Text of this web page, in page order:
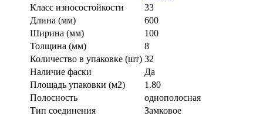
Класс износостойкости
33
Длина (мм)
600
Ширина (мм)
100
Толщина (мм)
8
Количество в упаковке (шт) 32
Наличие фаски
Да
Площадь упаковки (м2)
1.80
Полосность
однополосная
Тип соединения
Замковое